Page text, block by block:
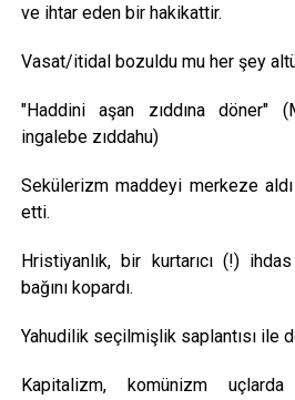
ve ihtar eden bir hakikattir.
Vasat/itidal bozuldu mu her şey
"Haddini aşan zıddına döner"
ingalebe zıddahu)
Sekülerizm maddeyi merkeze
etti.
Hristiyanlık, bir kurtarıcı (!)
bağını kopardı.
Yahudilik seçilmişlik saplantısı ile
Kapitalizm, komünizm